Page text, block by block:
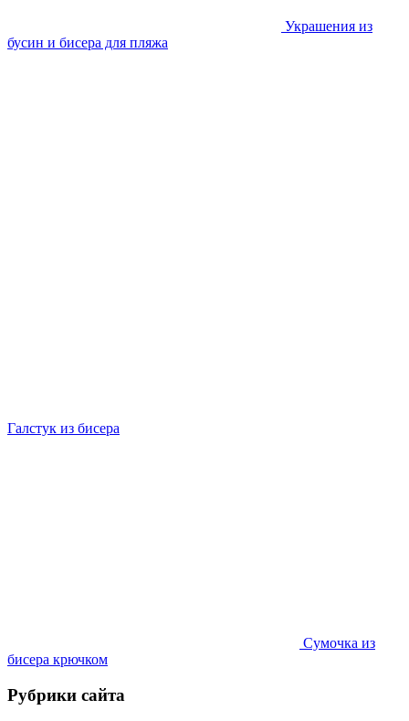
Украшения из
бусин и бисера для пляжа
Галстук из бисера
Сумочка из
бисера крючком
Рубрики сайта